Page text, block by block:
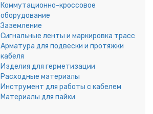
Коммутационно-кроссовое
оборудование
Заземление
Сигнальные ленты и маркировка трасс
Арматура для подвески и протяжки
кабеля
Изделия для герметизации
Расходные материалы
Инструмент для работы с кабелем
Материалы для пайки